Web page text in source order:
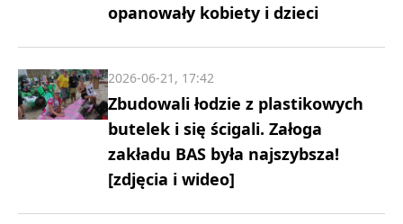
opanowały kobiety i dzieci
Zbudowali łodzie z plastikowych
butelek i się ścigali. Załoga
zakładu BAS była najszybsza!
[zdjęcia i wideo]
2026-06-21, 17:42